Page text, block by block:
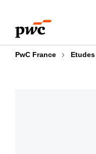
contenu
de
PwC France